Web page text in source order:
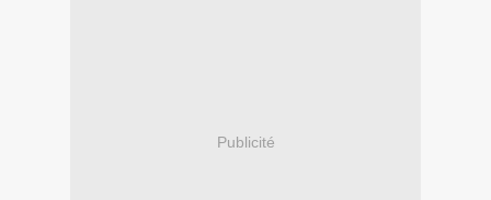
Publicité